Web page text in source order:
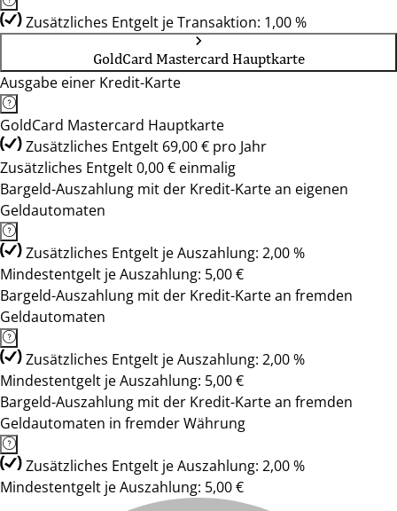
Zusätzliches Entgelt je Transaktion: 1,00 %
GoldCard Mastercard Hauptkarte
Ausgabe einer Kredit-Karte
GoldCard Mastercard Hauptkarte
Zusätzliches Entgelt 69,00 € pro Jahr
Zusätzliches Entgelt 0,00 € einmalig
Bargeld-Auszahlung mit der Kredit-Karte an eigenen
Geldautomaten
Zusätzliches Entgelt je Auszahlung: 2,00 %
Mindestentgelt je Auszahlung: 5,00 €
Bargeld-Auszahlung mit der Kredit-Karte an fremden
Geldautomaten
Zusätzliches Entgelt je Auszahlung: 2,00 %
Mindestentgelt je Auszahlung: 5,00 €
Bargeld-Auszahlung mit der Kredit-Karte an fremden
Geldautomaten in fremder Währung
Zusätzliches Entgelt je Auszahlung: 2,00 %
Mindestentgelt je Auszahlung: 5,00 €